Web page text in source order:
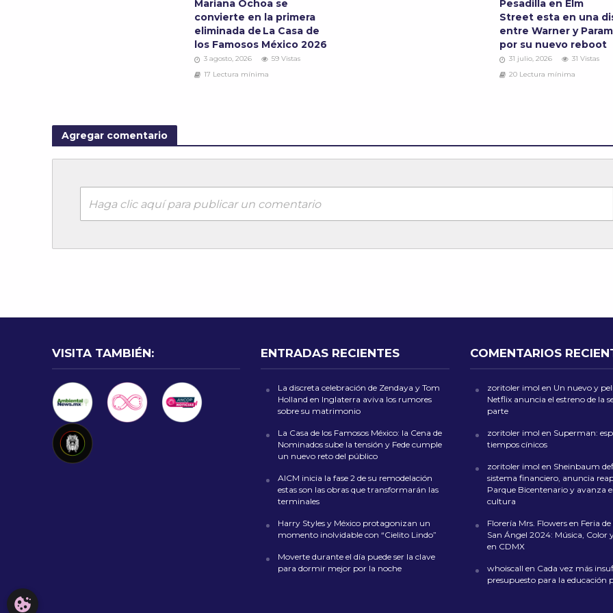
Mariana Ochoa se
convierte en la primera
eliminada de La Casa de
los Famosos México 2026
3 agosto, 2026
59 Vistas
17 Lectura mínima
Pesadilla en Elm
Street esta en una
entre Warner y
por su nuevo reboot
31 julio, 2026
31 Vistas
20 Lectura mínima
Agregar comentario
Haga clic aquí para publicar un comentario
VISITA TAMBIÉN: ENTRADAS RECIENTES
La discreta celebración de Zendaya y Tom
Holland en Inglaterra aviva los rumores
sobre su matrimonio
La Casa de los Famosos México: la Cena de
Nominados sube la tensión y Fede cumple
un nuevo reto del público
AICM inicia la fase 2 de su remodelación
estas son las obras que transformarán las
terminales
Harry Styles y México protagonizan un
momento inolvidable con “Cielito Lindo”
Moverte durante el día puede ser la clave
para dormir mejor por la noche
COMENTARIOS
zoritoler imol en Un nuevo y
Netflix anuncia el estreno de la
parte
zoritoler imol en Superman:
tiempos cínicos
zoritoler imol en Sheinbaum
sistema financiero, anuncia
Parque Bicentenario y avanza
cultura
Florería Mrs. Flowers en Feria
San Ángel 2024: Música, Color
en CDMX
whoiscall en Cada vez más
presupuesto para la educación
CONFIGURACIÓN DE COOKIES